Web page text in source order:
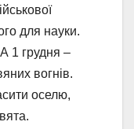
для науки.
1 грудня –
вогнів.
оселю,